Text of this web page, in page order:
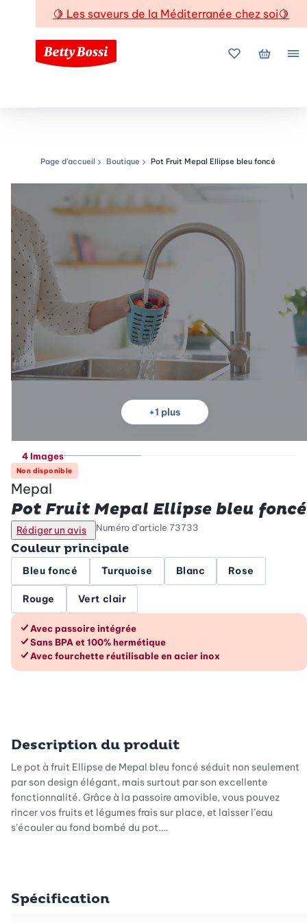
🍋 Les saveurs de la Méditerranée chez soi🍋
Mes favoris
Mon
Chemin de navigation
Page d’accueil Boutique Pot Fruit Mepal Ellipse bleu foncé
+1 plus
4 Images
Non disponible
Mepal
Pot Fruit Mepal Ellipse bleu foncé
Rédiger un avis Numéro d’article 73733
Couleur principale
Bleu foncé Turquoise Blanc Rose
Rouge Vert clair
Les avantages en un coup d’œil
Avec passoire intégrée
Sans BPA et 100% hermétique
Avec fourchette réutilisable en acier inox
Description du produit
Le pot à fruit Ellipse de Mepal bleu foncé séduit non seulement
par son design élégant, mais surtout par son excellente
fonctionnalité. Grâce à la passoire amovible, vous pouvez
rincer vos fruits et légumes frais sur place, et laisser l’eau
s'écouler au fond bombé du pot.
pouvez profiter d'un en-cas sain à tout moment et n'importe où.
Spécification